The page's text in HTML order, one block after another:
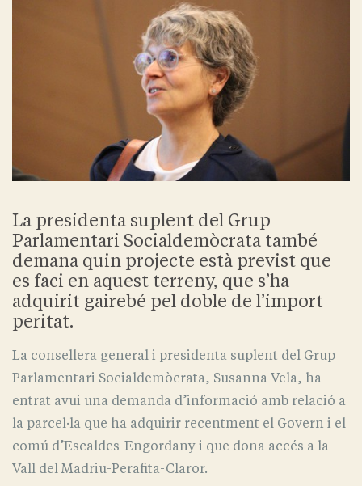
La presidenta suplent del Grup
Parlamentari Socialdemòcrata també
demana quin projecte està previst que
es faci en aquest terreny, que s’ha
adquirit gairebé pel doble de l’import
peritat.
La consellera general i presidenta suplent del Grup
Parlamentari Socialdemòcrata, Susanna Vela, ha
entrat avui una demanda d’informació amb relació a
la parcel·la que ha adquirir recentment el Govern i el
comú d’Escaldes-Engordany i que dona accés a la
Vall del Madriu-Perafita-Claror.